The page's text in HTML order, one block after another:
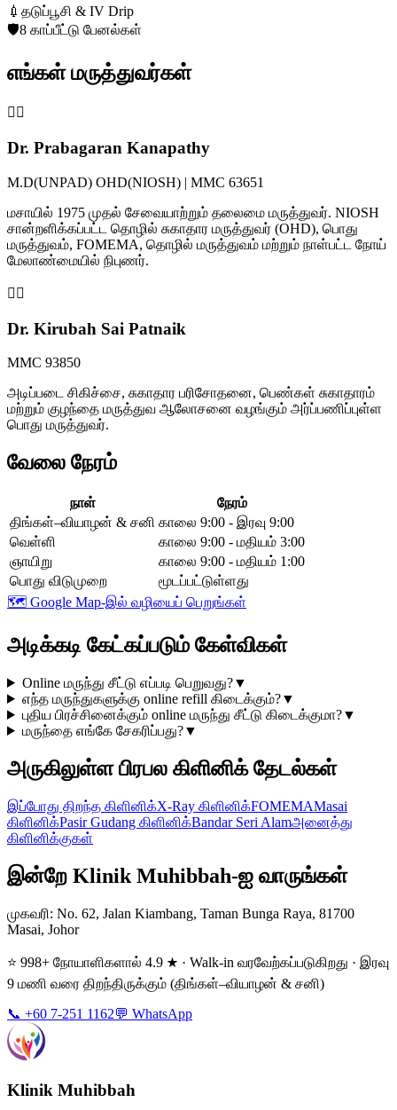
💉 தடுப்பூசி & IV Drip
🛡️8 காப்பீட்டு பேனல்கள்
எங்கள் மருத்துவர்கள்
👨‍⚕️
Dr. Prabagaran Kanapathy
M.D(UNPAD) OHD(NIOSH) | MMC 63651
மசாயில் 1975 முதல் சேவையாற்றும் தலைமை மருத்துவர். NIOSH
சான்றளிக்கப்பட்ட தொழில் சுகாதார மருத்துவர் (OHD), பொது
மருத்துவம், FOMEMA, தொழில் மருத்துவம் மற்றும் நாள்பட்ட நோய்
மேலாண்மையில் நிபுணர்.
👩‍⚕️
Dr. Kirubah Sai Patnaik
MMC 93850
அடிப்படை சிகிச்சை, சுகாதார பரிசோதனை, பெண்கள் சுகாதாரம்
மற்றும் குழந்தை மருத்துவ ஆலோசனை வழங்கும் அர்ப்பணிப்புள்ள
பொது மருத்துவர்.
வேலை நேரம்
நாள்
நேரம்
திங்கள்–வியாழன் & சனி காலை 9:00 - இரவு 9:00
வெள்ளி
காலை 9:00 - மதியம் 3:00
ஞாயிறு
காலை 9:00 - மதியம் 1:00
பொது விடுமுறை
மூடப்பட்டுள்ளது
🗺️ Google Map-இல் வழியைப் பெறுங்கள்
அடிக்கடி கேட்கப்படும் கேள்விகள்
Online மருந்து சீட்டு எப்படி பெறுவது?▼
எந்த மருந்துகளுக்கு online refill கிடைக்கும்?▼
புதிய பிரச்சினைக்கும் online மருந்து சீட்டு கிடைக்குமா?▼
மருந்தை எங்கே சேகரிப்பது?▼
அருகிலுள்ள பிரபல கிளினிக் தேடல்கள்
இப்போது திறந்த கிளினிக்X-Ray கிளினிக்FOMEMAMasai
கிளினிக்Pasir Gudang கிளினிக்Bandar Seri Alamஅனைத்து
கிளினிக்குகள்
இன்றே Klinik Muhibbah-ஐ வாருங்கள்
முகவரி: No. 62, Jalan Kiambang, Taman Bunga Raya, 81700
Masai, Johor
⭐ 998+ நோயாளிகளால் 4.9 ★ · Walk-in வரவேற்கப்படுகிறது · இரவு
9 மணி வரை திறந்திருக்கும் (திங்கள்–வியாழன் & சனி)
📞 +60 7-251 1162💬 WhatsApp
Klinik Muhibbah